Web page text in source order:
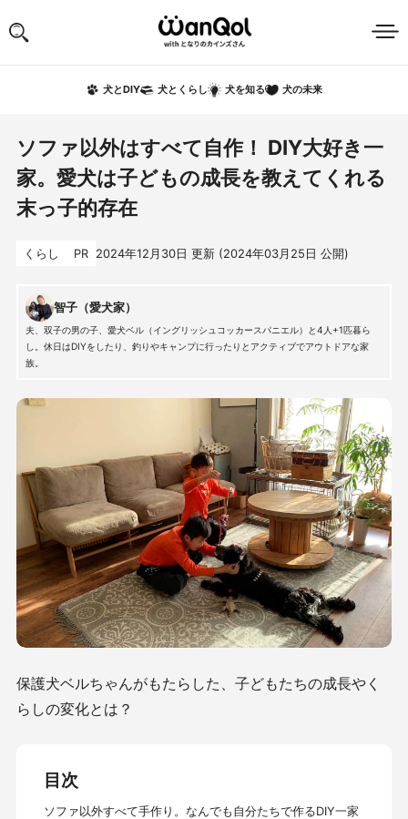
犬とDIY 犬とくらし 犬を知る 犬の未来
ソファ以外はすべて自作！ DIY大好き一
家。愛犬は子どもの成長を教えてくれる
末っ子的存在
くらし PR 2024年12月30日 更新 (2024年03月25日 公開)
智子（愛犬家）
夫、双子の男の子、愛犬ベル（イングリッシュコッカースパニエル）と4人+1匹暮ら
し。休日はDIYをしたり、釣りやキャンプに行ったりとアクティブでアウトドアな家
族。
保護犬ベルちゃんがもたらした、子どもたちの成長やく
らしの変化とは？
目次
ソファ以外すべて手作り。なんでも自分たちで作るDIY一家